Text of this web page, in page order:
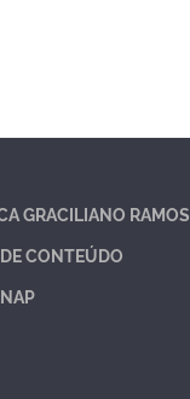
GRACILIANO RAMOS
CONTEÚDO